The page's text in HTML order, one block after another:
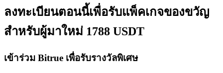
เชิญเพื่อนเพื่อรับรางวัลเงินสด
BTC Welcome Rewards
ลงทะเบียนตอนนี้เพื่อรับแพ็คเกจของขวัญ
สำหรับผู้มาใหม่ 1788 USDT
เข้าร่วม Bitrue เพื่อรับรางวัลพิเศษ